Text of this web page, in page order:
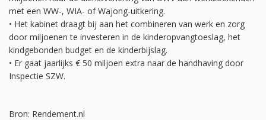
met een WW-, WIA- of Wajong-uitkering.
• Het kabinet draagt bij aan het combineren van werk en zorg
door miljoenen te investeren in de kinderopvangtoeslag, het
kindgebonden budget en de kinderbijslag.
• Er gaat jaarlijks € 50 miljoen extra naar de handhaving door
Inspectie SZW.
Bron: Rendement.nl